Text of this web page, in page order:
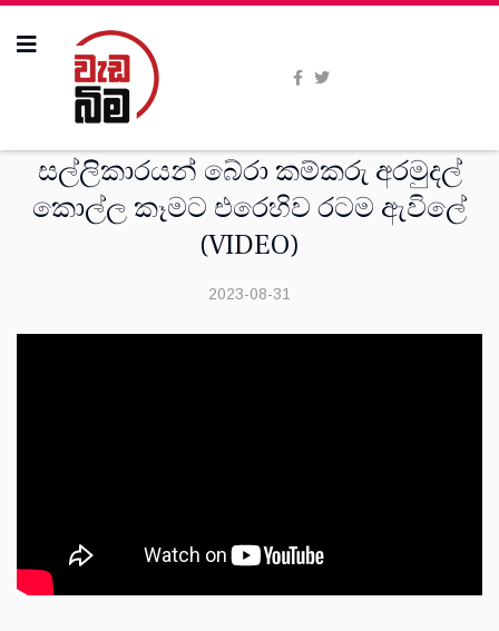
සල්ලිකාරයන් බේරා කම්කරු අරමුදල්
කොල්ල කෑමට එරෙහිව රටම ඇවිලේ
(VIDEO)
2023-08-31